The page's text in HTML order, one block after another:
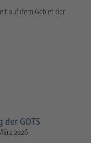
auf dem Gebiet der
der GOTS
2026